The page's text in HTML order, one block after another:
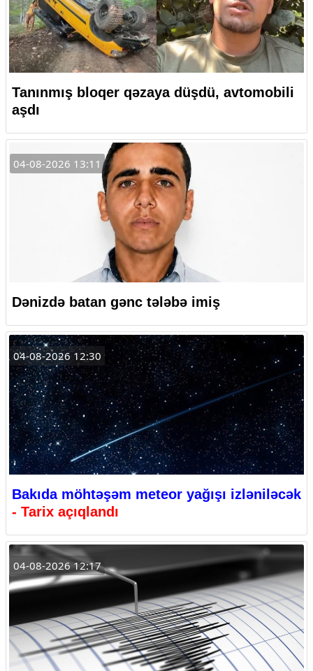
Tanınmış bloqer qəzaya düşdü, avtomobili
aşdı
04-08-2026 13:11
Dənizdə batan gənc tələbə imiş
04-08-2026 12:30
Bakıda möhtəşəm meteor yağışı izləniləcək
- Tarix açıqlandı
04-08-2026 12:17